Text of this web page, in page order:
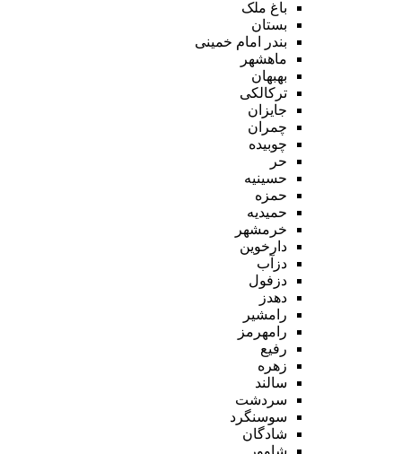
باغ ملک
بستان
بندر امام خمینی
ماهشهر
بهبهان
ترکالکی
جایزان
چمران
چوبیده
حر
حسینیه
حمزه
حمیدیه
خرمشهر
دارخوین
دزآب
دزفول
دهدز
رامشیر
رامهرمز
رفیع
زهره
سالند
سردشت
سوسنگرد
شادگان
شاوور